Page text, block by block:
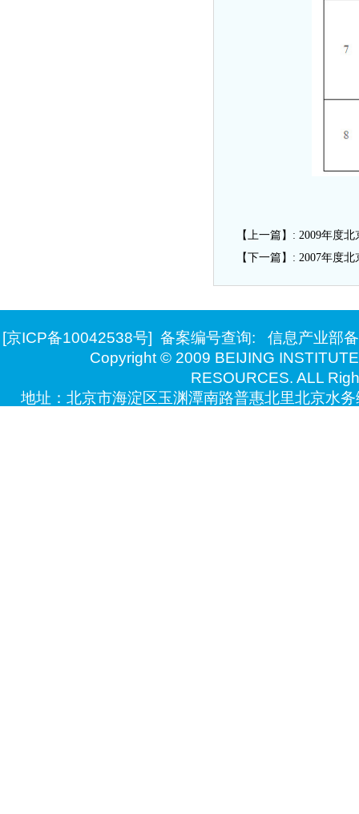
【上一篇】: 2009年度
【下一篇】: 2007年度
[京ICP备10042538号] 备案编号查询:
信息产业部
Copyright © 2009 BEIJING
RESOURCES. ALL
地址：北京市海淀区玉渊潭南路普惠北里北京水